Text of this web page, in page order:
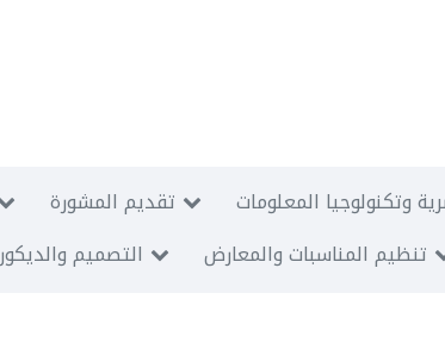
تقديم المشورة
وتكنولوجيا المعلومات
التصميم والديكور تنظيم المناسبات والمعارض